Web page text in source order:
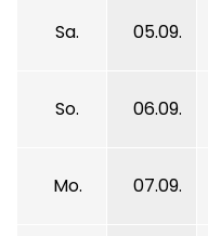
Sa. 05.09.
So. 06.09.
Mo. 07.09.